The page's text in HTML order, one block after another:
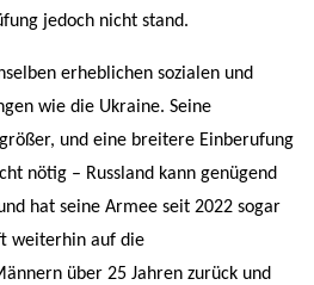
jedoch nicht stand.
erheblichen sozialen und
wie die Ukraine. Seine
und eine breitere Einberufung
nötig – Russland kann genügend
hat seine Armee seit 2022 sogar
weiterhin auf die
über 25 Jahren zurück und